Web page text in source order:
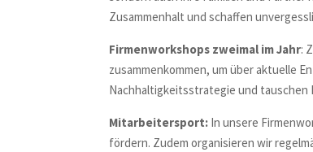
Zusammenhalt und schaffen
Firmenworkshops zweimal im Jahr:
zusammenkommen, um über aktuelle
Nachhaltigkeitsstrategie und tauschen
Mitarbeitersport: In unsere
fördern. Zudem organisieren wir